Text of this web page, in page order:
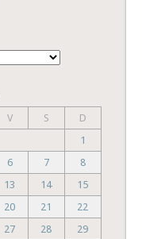
V S
D
1
6 7
8
13 14
15
20 21
22
27 28
29